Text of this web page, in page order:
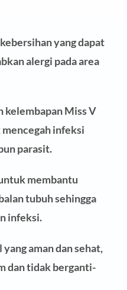
yang dapat
alergi pada area
kelembapan Miss V
infeksi
parasit.
membantu
tubuh sehingga
infeksi.
aman dan sehat,
dan tidak berganti-